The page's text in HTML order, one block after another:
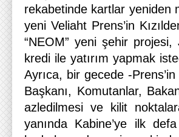
rekabetinde kartlar yeniden
yeni Veliaht Prens’in
“NEOM” yeni şehir
kredi ile yatırım yapmak
Ayrıca, bir gecede -
Başkanı, Komutanlar,
azledilmesi ve kilit
yanında Kabine’ye ilk